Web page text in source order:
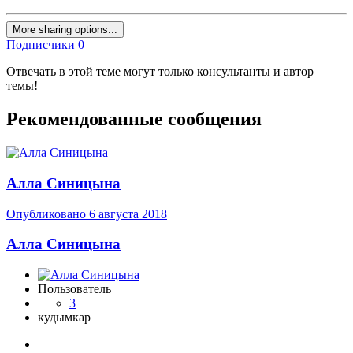
More sharing options...
Подписчики 0
Отвечать в этой теме могут только консультанты и автор
темы!
Рекомендованные сообщения
Алла Синицына
Опубликовано 6 августа 2018
Алла Синицына
Пользователь
3
кудымкар